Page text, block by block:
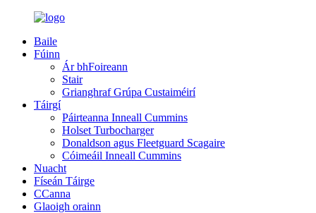
Baile
Fúinn
Ár bhFoireann
Stair
Grianghraf Grúpa Custaiméirí
Táirgí
Páirteanna Inneall Cummins
Holset Turbocharger
Donaldson agus Fleetguard Scagaire
Cóimeáil Inneall Cummins
Nuacht
Físeán Táirge
CCanna
Glaoigh orainn